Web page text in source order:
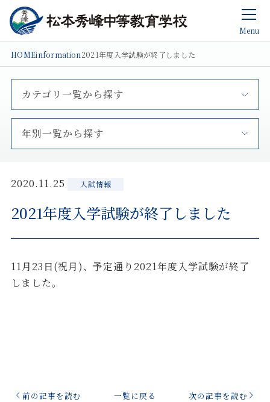
Menu
HOMEinformation2021年度入学試験が終了しました
カテゴリ一覧から探す
年別一覧から探す
2020.11.25 入試情報
2021年度入学試験が終了しました
11月23日(祝月)、予定通り2021年度入学試験が終了
しました。
前の記事を読む 一覧に戻る 次の記事を読む